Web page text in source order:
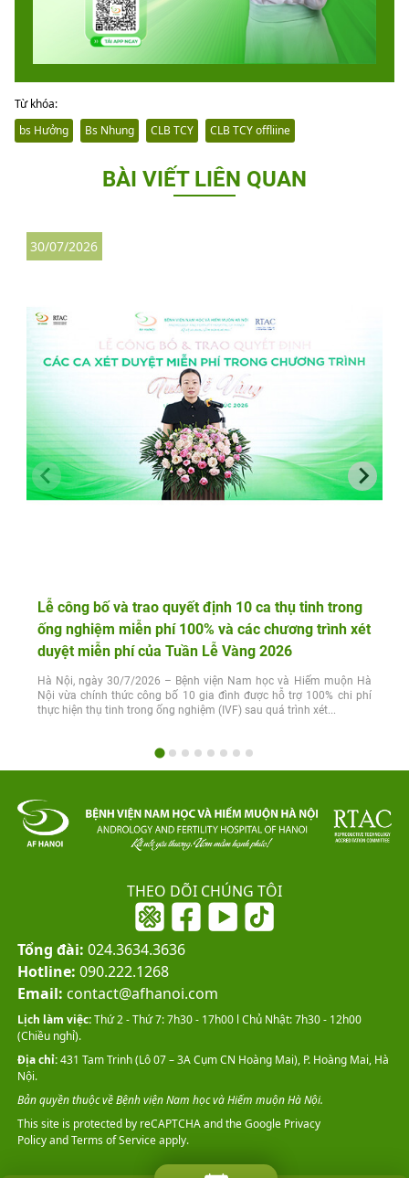
Từ khóa:
bs Hưởng
Bs Nhung CLB TCY CLB TCY offliine
BÀI VIẾT LIÊN QUAN
Lễ công bố và trao quyết định 10 ca thụ tinh trong
ống nghiệm miễn phí 100% và các chương trình xét
duyệt miễn phí của Tuần Lễ Vàng 2026
Hà Nội, ngày 30/7/2026 – Bệnh viện Nam học và Hiếm muộn Hà
Nội vừa chính thức công bố 10 gia đình được hỗ trợ 100% chi phí
thực hiện thụ tinh trong ống nghiệm (IVF) sau quá trình xét...
30/07/2026
THEO DÕI CHÚNG TÔI
Tổng đài: 024.3634.3636
Hotline: 090.222.1268
Email: contact@afhanoi.com
This site is protected by reCAPTCHA and the GooglePrivacy
PolicyandTerms of Serviceapply.
Lịch làm việc:Thứ 2 - Thứ 7: 7h30 - 17h00 l Chủ Nhật: 7h30 - 12h00
(Chiều nghỉ).
Địa chỉ:431 Tam Trinh (Lô 07 – 3A Cụm CN Hoàng Mai), P. Hoàng Mai, Hà
Nội.
Bản quyền thuộc về Bệnh viện Nam học và Hiếm muộn Hà Nội.